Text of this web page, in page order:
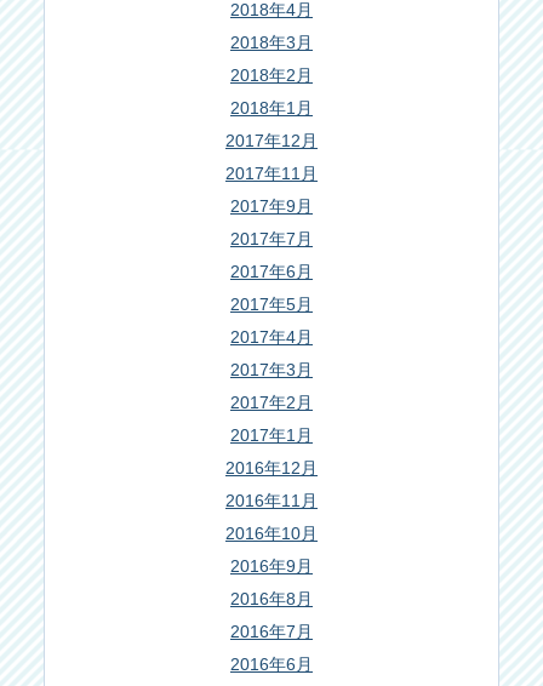
2018年4月
2018年3月
2018年2月
2018年1月
2017年12月
2017年11月
2017年9月
2017年7月
2017年6月
2017年5月
2017年4月
2017年3月
2017年2月
2017年1月
2016年12月
2016年11月
2016年10月
2016年9月
2016年8月
2016年7月
2016年6月